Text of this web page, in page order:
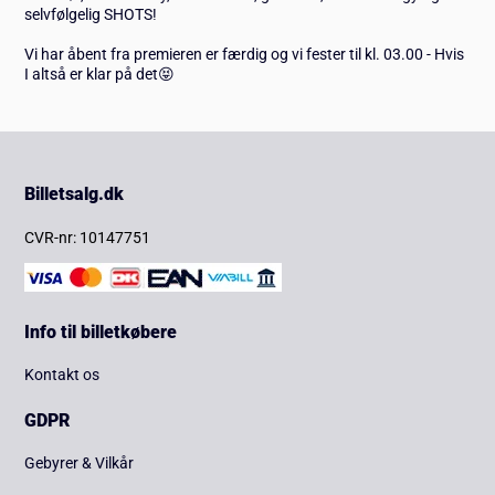
selvfølgelig SHOTS!
Vi har åbent fra premieren er færdig og vi fester til kl. 03.00 - Hvis
I altså er klar på det😝
Billetsalg.dk
CVR-nr: 10147751
Info til billetkøbere
Kontakt os
GDPR
Gebyrer & Vilkår